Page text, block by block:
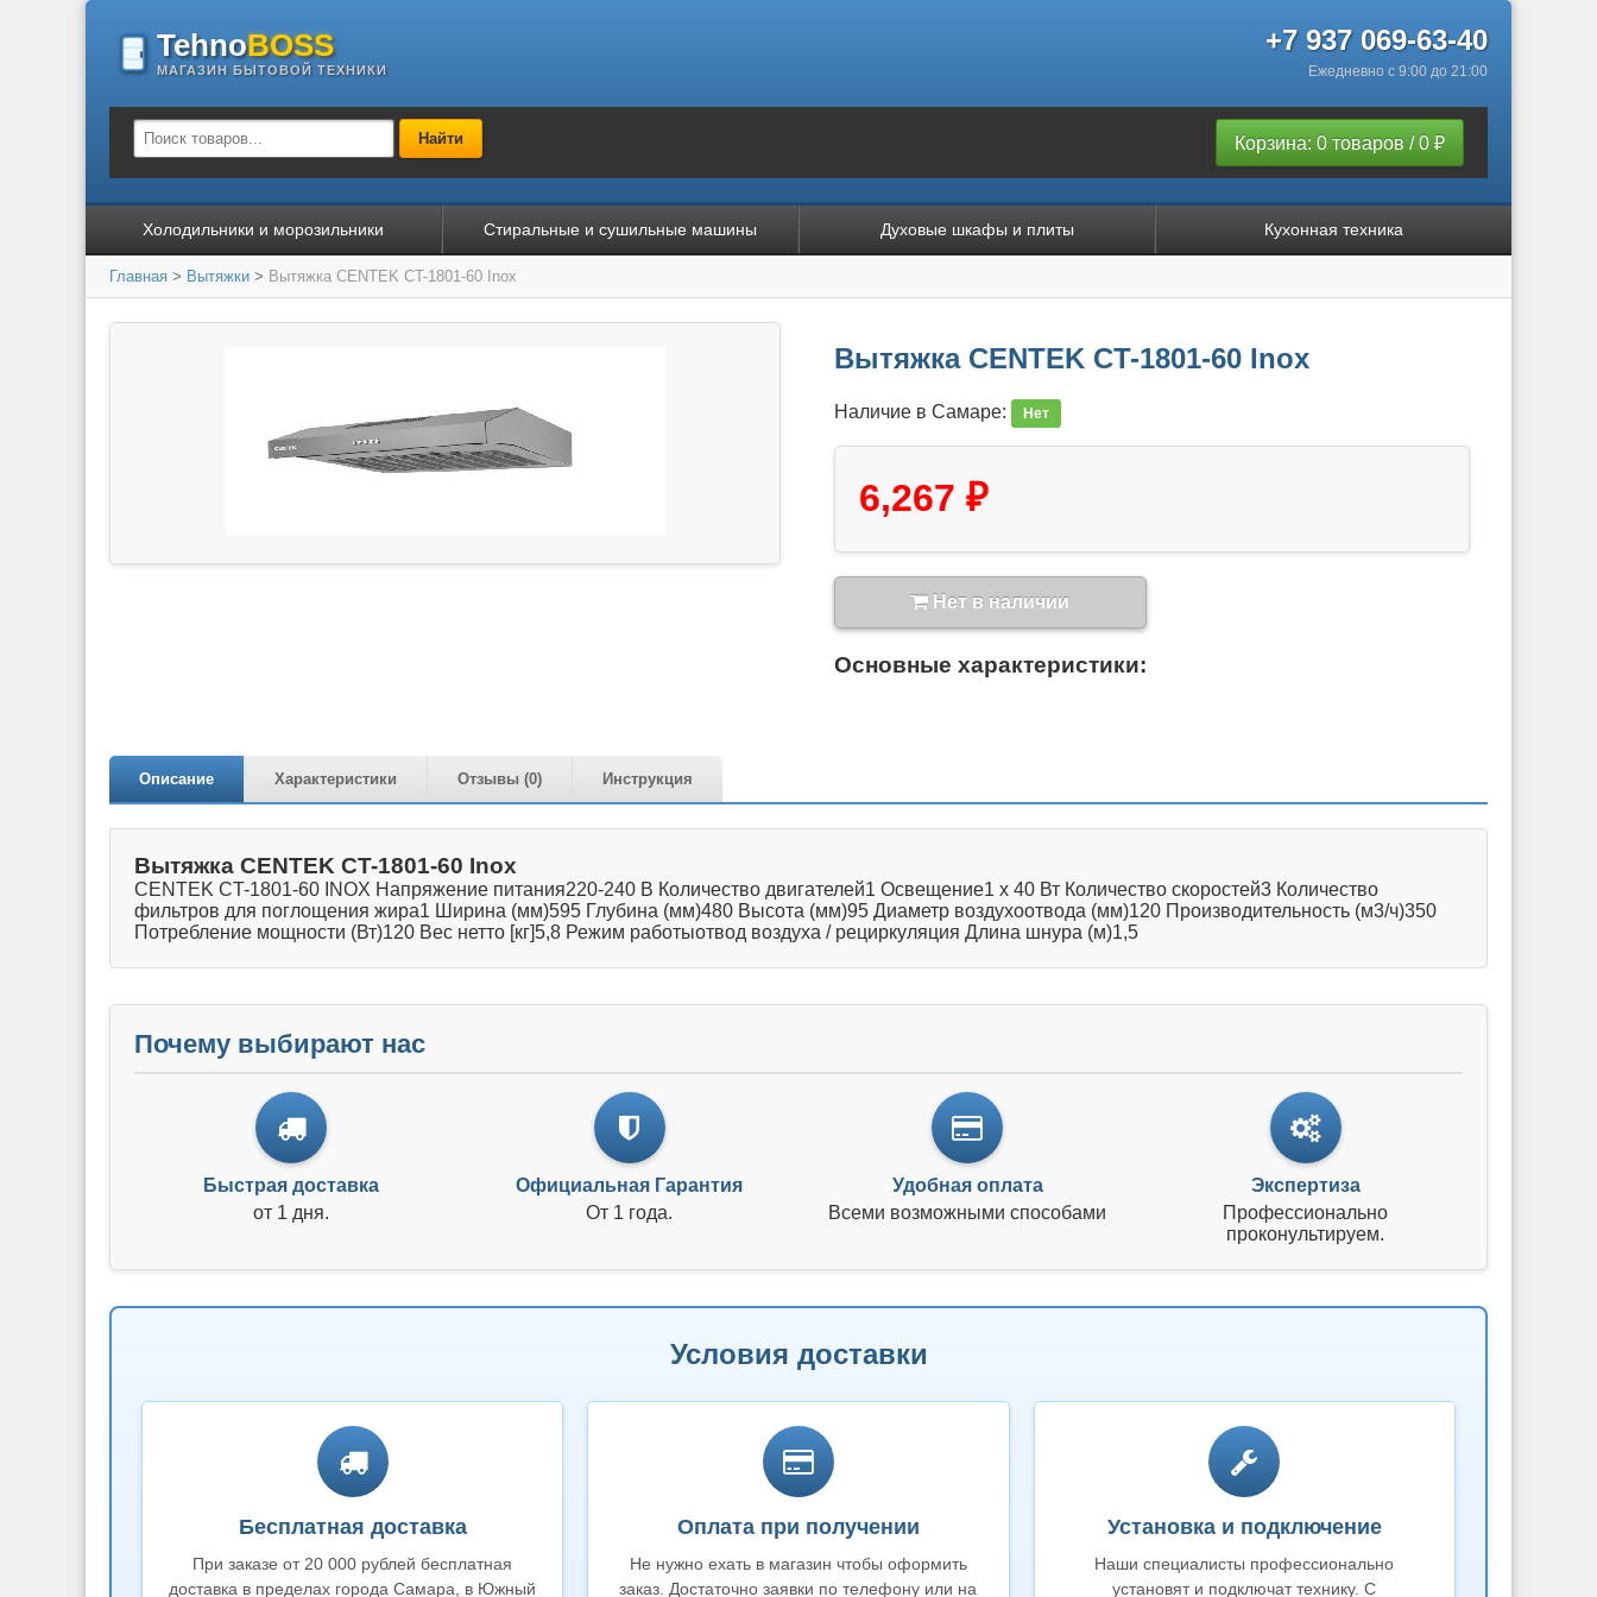
TehnoBOSS
МАГАЗИН БЫТОВОЙ ТЕХНИКИ
+7 937 069-63-40
Ежедневно с 9:00 до 21:00
Найти Корзина: 0 товаров / 0 ₽
Холодильники и морозильники Стиральные и сушильные машины Духовые шкафы и плиты Кухонная техника
Главная > Вытяжки > Вытяжка CENTEK CT-1801-60 Inox
Вытяжка CENTEK CT-1801-60 Inox
Наличие в Самаре: Нет
6,267 ₽
Нет в наличии
Основные характеристики:
Описание Характеристики Отзывы (0) Инструкция
Вытяжка CENTEK CT-1801-60 Inox
CENTEK CT-1801-60 INOX Напряжение питания220-240 В Количество двигателей1 Освещение1 х 40 Вт Количество скоростей3 Количество
фильтров для поглощения жира1 Ширина (мм)595 Глубина (мм)480 Высота (мм)95 Диаметр воздухоотвода (мм)120 Производительность (м3/ч)350
Потребление мощности (Вт)120 Вес нетто [кг]5,8 Режим работыотвод воздуха / рециркуляция Длина шнура (м)1,5
Почему выбирают нас
Быстрая доставка
от 1 дня.
Официальная Гарантия
От 1 года.
Удобная оплата
Всеми возможными способами
Экспертиза
Профессионально
проконультируем.
Условия доставки
Бесплатная доставка
При заказе от 20 000 рублей бесплатная
доставка в пределах города Самара, в Южный
Оплата при получении
Не нужно ехать в магазин чтобы оформить
заказ. Достаточно заявки по телефону или на
Установка и подключение
Наши специалисты профессионально
установят и подключат технику. С